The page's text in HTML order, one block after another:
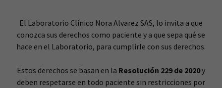
El Laboratorio Clínico Nora Alvarez SAS, lo invita a que
conozca sus derechos como paciente y a que sepa qué se
hace en el Laboratorio, para cumplirle con sus derechos.
Estos derechos se basan en la Resolución 229 de 2020y
deben respetarse en todo paciente sin restricciones por